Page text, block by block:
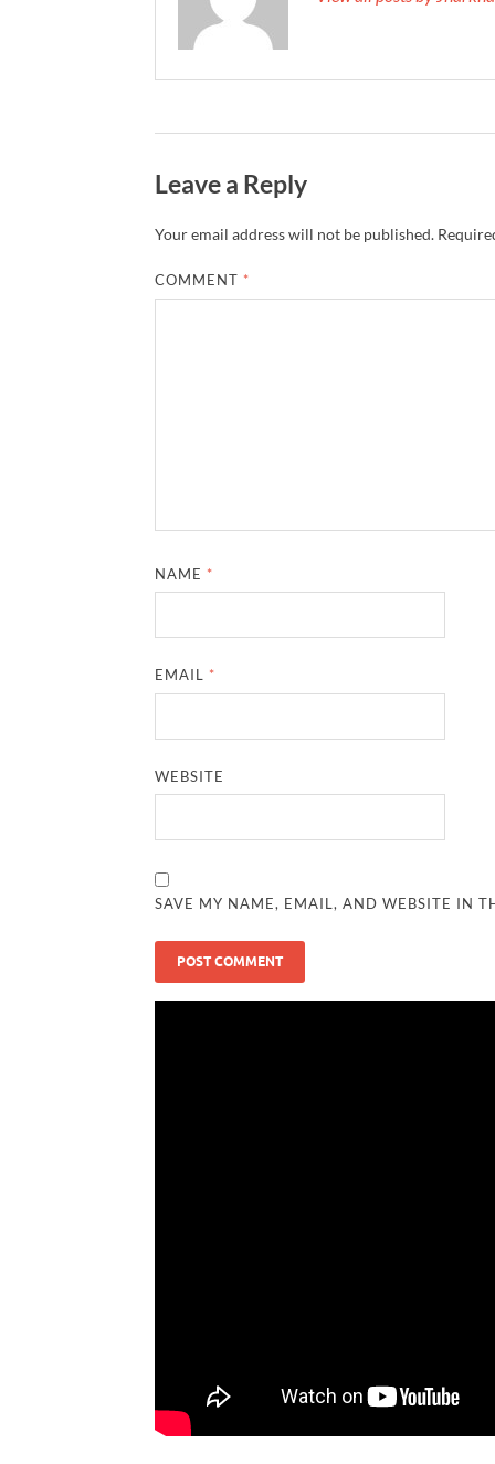
Leave a Reply
Your email address will not be published.
COMMENT *
NAME *
EMAIL *
WEBSITE
SAVE MY NAME, EMAIL, AND WEBSITE IN